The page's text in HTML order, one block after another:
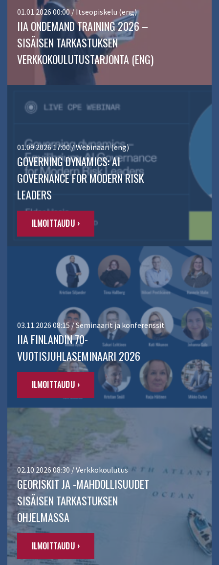
01.01.2026 00:00 / Itseopiskelu (eng)
IIA ONDEMAND TRAINING 2026 –
SISÄISEN TARKASTUKSEN
VERKKOKOULUTUSTARJONTA (ENG)
01.09.2026 17:00 / Webinaari (eng)
GOVERNING DYNAMICS: AI
GOVERNANCE FOR MODERN RISK
LEADERS
ILMOITTAUDU ›
03.11.2026 08:15 / Seminaarit ja konferenssit
IIA FINLANDIN 70-
VUOTISJUHLASEMINAARI 2026
ILMOITTAUDU ›
02.10.2026 08:30 / Verkkokoulutus
GEORISKIT JA -MAHDOLLISUUDET
SISÄISEN TARKASTUKSEN
OHJELMASSA
ILMOITTAUDU ›